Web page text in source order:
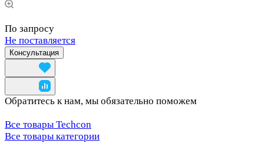
По запросу
Не поставляется
Консультация
Обратитесь к нам, мы обязательно поможем
Все товары Techcon
Все товары категории